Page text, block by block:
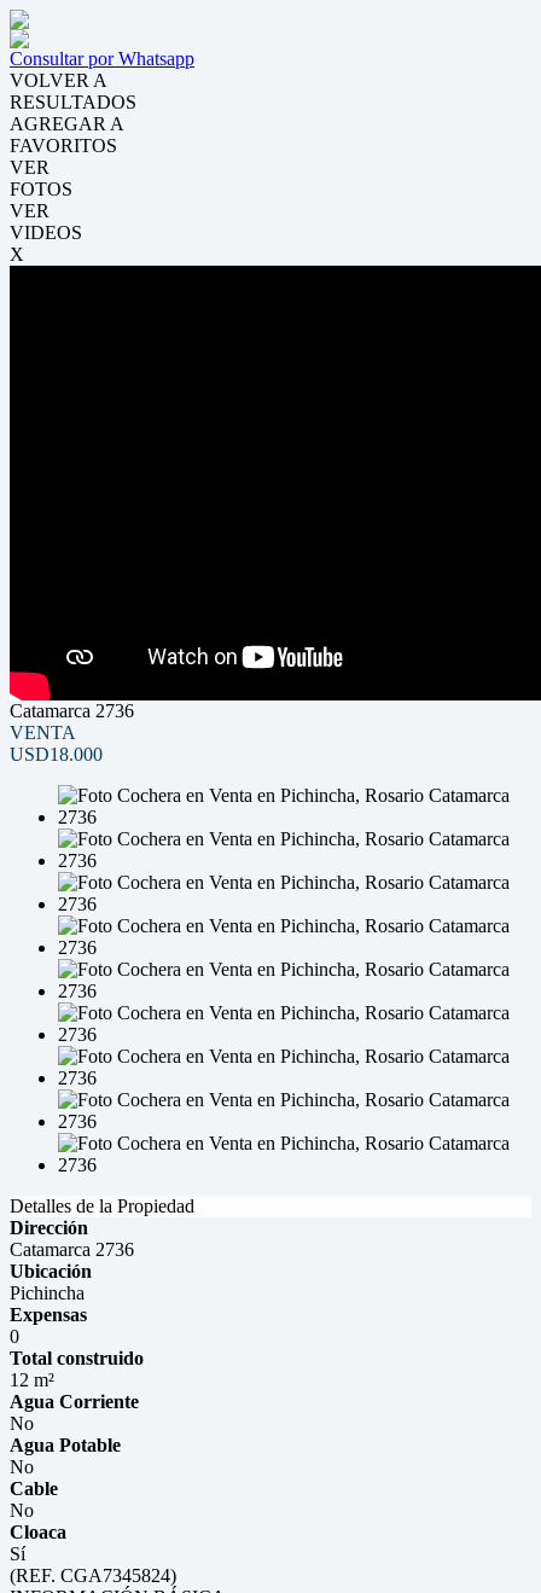
Consultar por Whatsapp
VOLVER A
RESULTADOS
AGREGAR A
FAVORITOS
VER
FOTOS
VER
VIDEOS
X
Catamarca 2736
VENTA
USD18.000
Detalles de la Propiedad
Dirección
Catamarca 2736
Ubicación
Pichincha
Expensas
0
Total construido
12 m²
Agua Corriente
No
Agua Potable
No
Cable
No
Cloaca
Sí
(REF. CGA7345824)